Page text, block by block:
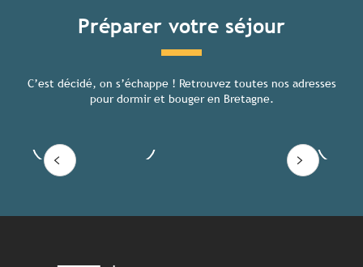
Préparer votre séjour
C’est décidé, on s’échappe ! Retrouvez toutes nos adresses
pour dormir et bouger en Bretagne.
Tous les hébergements
Voir les offres